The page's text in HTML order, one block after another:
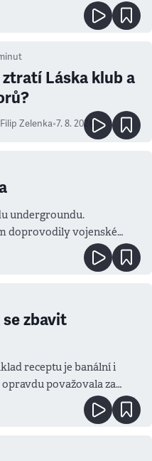
Láska klub a
Filip Zelenka•7. 8. 2026
undergroundu.
doprovodily vojenské
zbavit
receptu je banální i
považovala za